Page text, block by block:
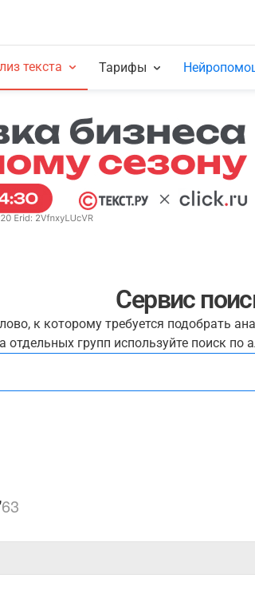
текста Тарифы
Сервис
к которому требуется подобрать
отдельных групп используйте поиск по
63